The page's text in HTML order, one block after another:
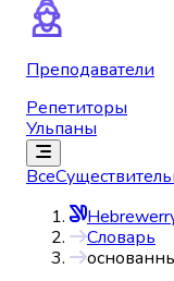
Преподаватели
Репетиторы
Ульпаны
Все
Словарь